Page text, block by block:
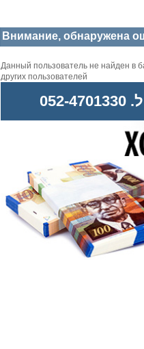
Внимание, обнаружена
Данный пользователь не найден в
других пользователей